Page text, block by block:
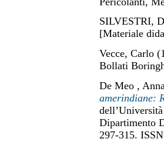
SILVESTRI,
[Materiale
Vecce, Carlo
Bollati
De Meo ,
amerindiane:
Dipartimento
297-315.